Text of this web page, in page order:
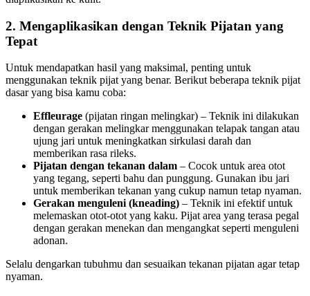
2. Mengaplikasikan dengan Teknik Pijatan yang
Tepat
Untuk mendapatkan hasil yang maksimal, penting untuk
menggunakan teknik pijat yang benar. Berikut beberapa teknik pijat
dasar yang bisa kamu coba:
Effleurage (pijatan ringan melingkar) – Teknik ini dilakukan
dengan gerakan melingkar menggunakan telapak tangan atau
ujung jari untuk meningkatkan sirkulasi darah dan
memberikan rasa rileks.
Pijatan dengan tekanan dalam – Cocok untuk area otot
yang tegang, seperti bahu dan punggung. Gunakan ibu jari
untuk memberikan tekanan yang cukup namun tetap nyaman.
Gerakan menguleni (kneading) – Teknik ini efektif untuk
melemaskan otot-otot yang kaku. Pijat area yang terasa pegal
dengan gerakan menekan dan mengangkat seperti menguleni
adonan.
Selalu dengarkan tubuhmu dan sesuaikan tekanan pijatan agar tetap
nyaman.